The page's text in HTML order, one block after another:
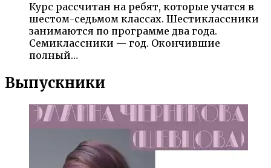
Курс рассчитан на ребят, которые учатся в
шестом-седьмом классах. Шестиклассники
занимаются по программе два года.
Семиклассники — год. Окончившие
полный…
Выпускники